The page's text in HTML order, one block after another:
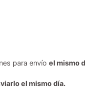
para envío el mismo
el mismo día.